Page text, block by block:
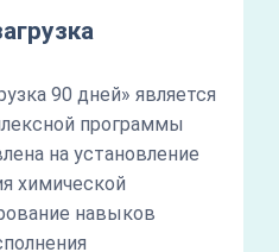
90 дней» является
программы
на установление
химической
навыков